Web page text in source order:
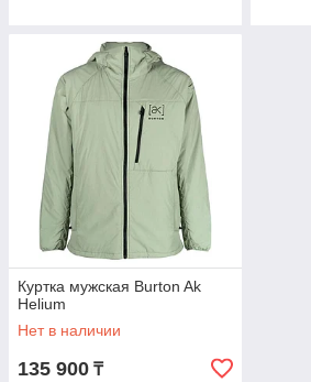
Куртка мужская Burton Ak
Helium
Нет в наличии
135 900 ₸